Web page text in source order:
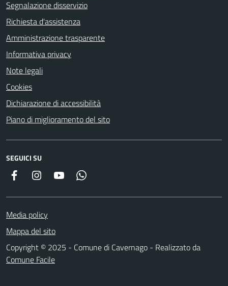
Segnalazione disservizio
Richiesta d'assistenza
Amministrazione trasparente
Informativa privacy
Note legali
Cookies
Dichiarazione di accessibilità
Piano di miglioramento del sito
SEGUICI SU
Facebook InstagramYouTube
Media policy
Mappa del sito
Copyright © 2025 - Comune di Cavernago - Realizzato da
Comune Facile